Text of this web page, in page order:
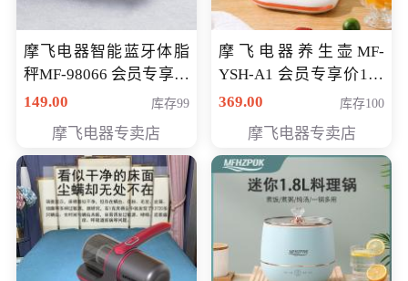
摩飞电器智能蓝牙体脂
秤MF-98066 会员专享价
98元
149.00 库存99
摩飞电器专卖店
摩飞电器养生壶MF-
YSH-A1 会员专享价198
元
369.00 库存100
摩飞电器专卖店